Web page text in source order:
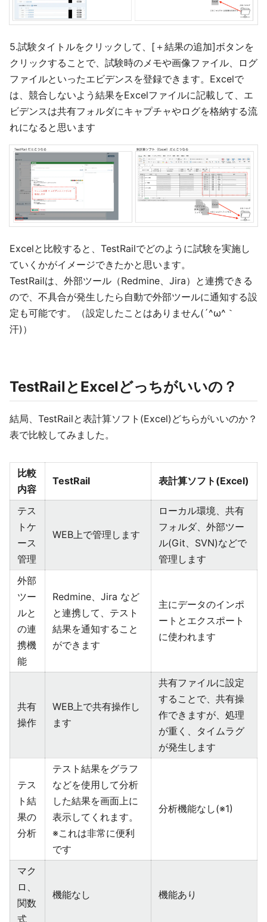
5.試験タイトルをクリックして、[＋結果の追加]ボタンを
クリックすることで、試験時のメモや画像ファイル、ログ
ファイルといったエビデンスを登録できます。Excelで
は、競合しないよう結果をExcelファイルに記載して、エ
ビデンスは共有フォルダにキャプチャやログを格納する流
れになると思います
Excelと比較すると、TestRailでどのように試験を実施し
ていくかがイメージできたかと思います。
TestRailは、外部ツール（Redmine、Jira）と連携できる
ので、不具合が発生したら自動で外部ツールに通知する設
定も可能です。（設定したことはありません(´^ω^｀
汗)）
TestRailとExcelどっちがいいの？
結局、TestRailと表計算ソフト(Excel)どちらがいいのか？
表で比較してみました。
比較
内容
TestRail 表計算ソフト(Excel)
テス
トケ
ース
管理
WEB上で管理します
ローカル環境、共有
フォルダ、外部ツー
ル(Git、SVN)などで
管理します
外部
ツー
ルと
の連
携機
能
Redmine、Jira など
と連携して、テスト
結果を通知すること
ができます
主にデータのインポ
ートとエクスポート
に使われます
共有
操作
WEB上で共有操作し
ます
共有ファイルに設定
することで、共有操
作できますが、処理
が重く、タイムラグ
が発生します
テス
ト結
果の
分析
テスト結果をグラフ
などを使用して分析
した結果を画面上に
表示してくれます。
※これは非常に便利
です
分析機能なし(※1)
マク
ロ、
関数
式
機能なし 機能あり